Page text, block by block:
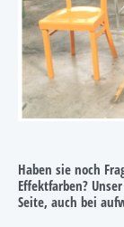
Haben sie noch
Effektfarben?
Seite, auch bei